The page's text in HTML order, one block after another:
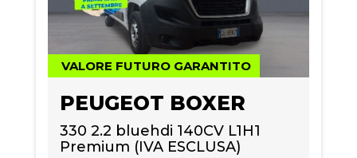
VALORE FUTURO GARANTITO
PEUGEOT BOXER
330 2.2 bluehdi 140CV L1H1
Premium (IVA ESCLUSA)